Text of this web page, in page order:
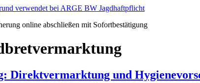
online abschließen mit Sofortbestätigung
Direktvermarktung und